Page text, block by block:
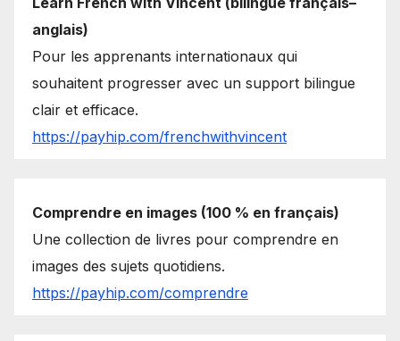
anglais)
Pour les apprenants internationaux qui
souhaitent progresser avec un support bilingue
clair et efficace.
https://payhip.com/frenchwithvincent
Comprendre en images (100 % en français)
Une collection de livres pour comprendre en
images des sujets quotidiens.
https://payhip.com/comprendre